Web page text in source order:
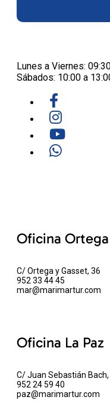
Lunes a Viernes:
Sábados: 10:00 a
Oficina Ortega
C/ Ortega y Gasset, 36
952 33 44 45
mar@marimartur.com
Oficina La Paz
C/ Juan Sebastián
952 24 59 40
paz@marimartur.com